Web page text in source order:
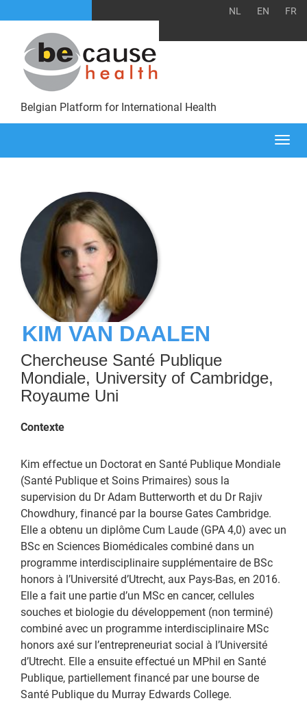
NL EN FR
Belgian Platform for International Health
KIM VAN DAALEN
Chercheuse Santé Publique
Mondiale, University of Cambridge,
Royaume Uni
Contexte
Kim effectue un Doctorat en Santé Publique Mondiale
(Santé Publique et Soins Primaires) sous la
supervision du Dr Adam Butterworth et du Dr Rajiv
Chowdhury, financé par la bourse Gates Cambridge.
Elle a obtenu un diplôme Cum Laude (GPA 4,0) avec un
BSc en Sciences Biomédicales combiné dans un
programme interdisciplinaire supplémentaire de BSc
honors à l’Université d’Utrecht, aux Pays-Bas, en 2016.
Elle a fait une partie d’un MSc en cancer, cellules
souches et biologie du développement (non terminé)
combiné avec un programme interdisciplinaire MSc
honors axé sur l’entrepreneuriat social à l’Université
d’Utrecht. Elle a ensuite effectué un MPhil en Santé
Publique, partiellement financé par une bourse de
Santé Publique du Murray Edwards College.